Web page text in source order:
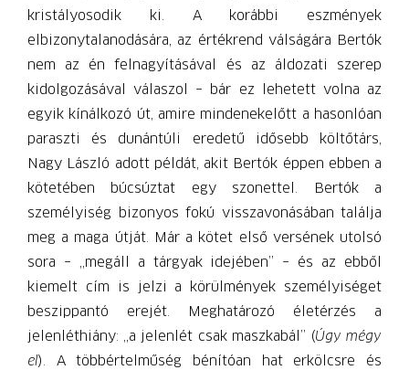
kristályosodik ki. A korábbi eszmények
elbizonytalanodására, az értékrend válságára Bertók
nem az én felnagyításával és az áldozati szerep
kidolgozásával válaszol – bár ez lehetett volna az
egyik kínálkozó út, amire mindenekelőtt a hasonlóan
paraszti és dunántúli eredetű idősebb költőtárs,
Nagy László adott példát, akit Bertók éppen ebben a
kötetében búcsúztat egy szonettel. Bertók a
személyiség bizonyos fokú visszavonásában találja
meg a maga útját. Már a kötet első versének utolsó
sora – „megáll a tárgyak idejében” – és az ebből
kiemelt cím is jelzi a körülmények személyiséget
beszippantó erejét. Meghatározó életérzés a
jelenléthiány: „a jelenlét csak maszkabál” (Úgy mégy
el). A többértelműség bénítóan hat erkölcsre és